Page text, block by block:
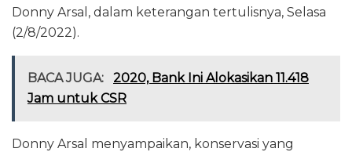
Donny Arsal, dalam keterangan tertulisnya, Selasa
(2/8/2022).
BACA JUGA:
2020, Bank Ini Alokasikan 11.418
Jam untuk CSR
Donny Arsal menyampaikan, konservasi yang